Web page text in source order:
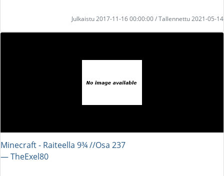
Julkaistu 2017-11-16 00:00:00 / Tallennettu 2021-05-14
Minecraft - Raiteella 9¾ //Osa 237
― TheExel80